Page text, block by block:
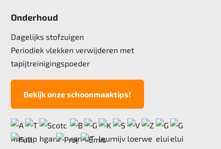
Pool
Poolgewicht
520 gr/m2
2,5 mm
Totale hoogte
5,3 mm
Anti statisch
ja, , 2kv
Onderhoud
Dagelijks stofzuigen
Periodiek vlekken verwijderen met
tapijtreinigingspoeder
Bekijk onze schoonmaaktips!